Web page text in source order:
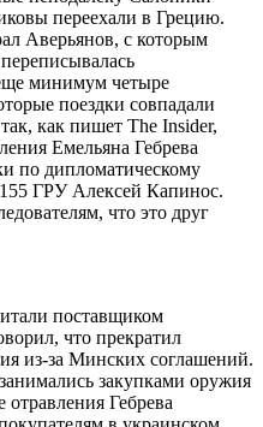
переехали в Грецию.
Аверьянов, с которым
минимум четыре
поездки совпадали
как пишет The Insider,
Емельяна Гебрева
по дипломатическому
ГРУ Алексей Капинос.
что это друг
поставщиком
что прекратил
из-за Минских соглашений.
закупками оружия
отравления Гебрева